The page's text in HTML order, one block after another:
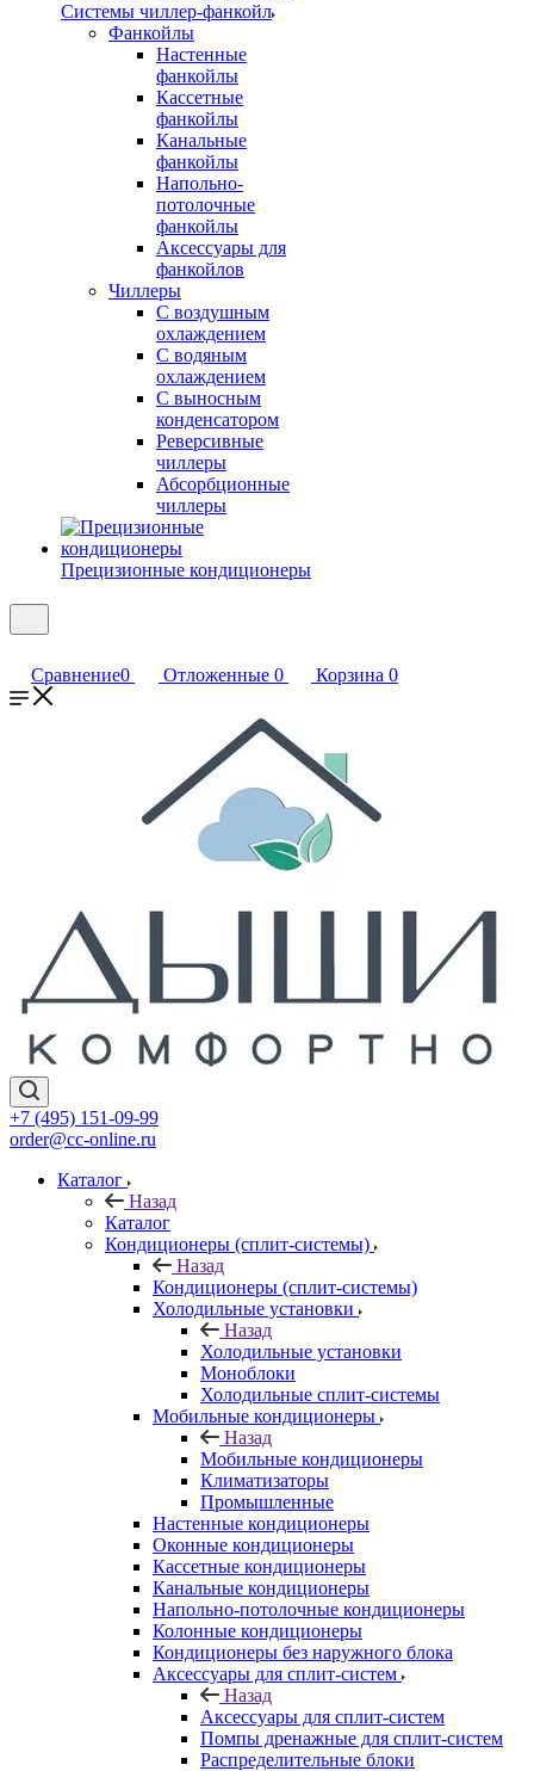
Системы чиллер-фанкойл
Фанкойлы
Настенные
фанкойлы
Кассетные
фанкойлы
Канальные
фанкойлы
Напольно-
потолочные
фанкойлы
Аксессуары для
фанкойлов
Чиллеры
С воздушным
охлаждением
С водяным
охлаждением
С выносным
конденсатором
Реверсивные
чиллеры
Абсорбционные
чиллеры
Прецизионные кондиционеры
Сравнение0 Отложенные 0 Корзина 0
+7 (495) 151-09-99
order@cc-online.ru
Каталог
Назад
Каталог
Кондиционеры (сплит-системы)
Назад
Кондиционеры (сплит-системы)
Холодильные установки
Назад
Холодильные установки
Моноблоки
Холодильные сплит-системы
Мобильные кондиционеры
Назад
Мобильные кондиционеры
Климатизаторы
Промышленные
Настенные кондиционеры
Оконные кондиционеры
Кассетные кондиционеры
Канальные кондиционеры
Напольно-потолочные кондиционеры
Колонные кондиционеры
Кондиционеры без наружного блока
Аксессуары для сплит-систем
Назад
Аксессуары для сплит-систем
Помпы дренажные для сплит-систем
Распределительные блоки